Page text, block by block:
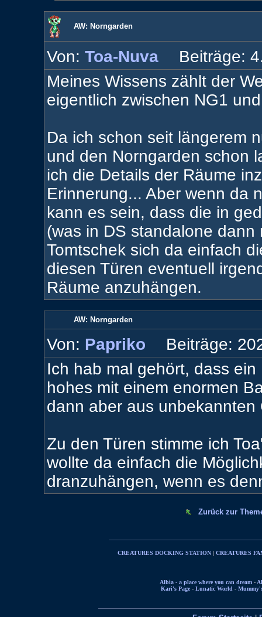
AW: Norngarden
Von: Toa-Nuva
Beiträge:
Meines Wissens zählt der
eigentlich zwischen NG1
Da ich schon seit längerem
und den Norngarden schon
ich die Details der Räume
Erinnerung... Aber wenn da
kann es sein, dass die in
(was in DS standalone
Tomtschek sich da einfach
diesen Türen eventuell
Räume anzuhängen.
AW: Norngarden
Von: Papriko
Beiträge:
Ich hab mal gehört, dass
hohes mit einem enormen
dann aber aus
Zu den Türen stimme ich
wollte da einfach die
dranzuhängen, wenn es
Zurück zur
CREATURES DOCKING STATION | CREATURES
Albia - a place where you can dream-
Kari's Page - Lunatic World -